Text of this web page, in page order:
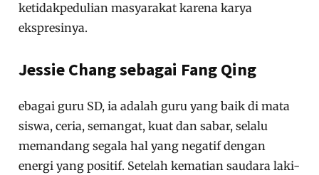
ketidakpedulian masyarakat karena karya
ekspresinya.
Jessie Chang sebagai Fang Qing
ebagai guru SD, ia adalah guru yang baik di mata
siswa, ceria, semangat, kuat dan sabar, selalu
memandang segala hal yang negatif dengan
energi yang positif. Setelah kematian saudara laki-